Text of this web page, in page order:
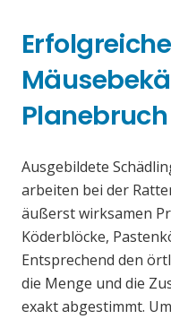
Planebruch
Ausgebildete
arbeiten bei der
äußerst wirksamen
Köderblöcke,
Entsprechend den
die Menge und die
exakt abgestimmt.